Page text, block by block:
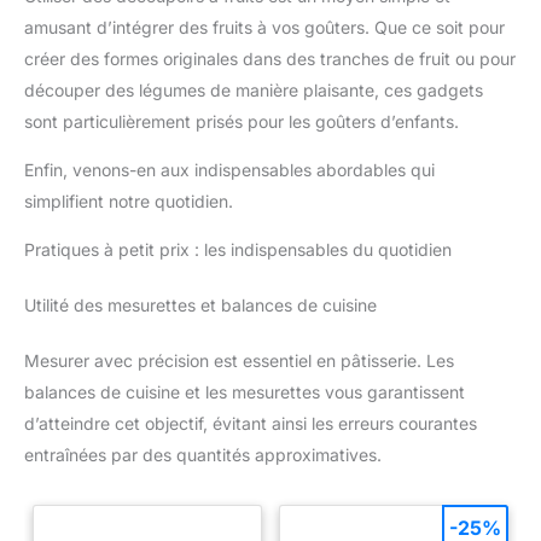
amusant d’intégrer des fruits à vos goûters. Que ce soit pour
créer des formes originales dans des tranches de fruit ou pour
découper des légumes de manière plaisante, ces gadgets
sont particulièrement prisés pour les goûters d’enfants.
Enfin, venons-en aux indispensables abordables qui
simplifient notre quotidien.
Pratiques à petit prix : les indispensables du quotidien
Utilité des mesurettes et balances de cuisine
Mesurer avec précision est essentiel en pâtisserie. Les
balances de cuisine et les mesurettes vous garantissent
d’atteindre cet objectif, évitant ainsi les erreurs courantes
entraînées par des quantités approximatives.
-25%